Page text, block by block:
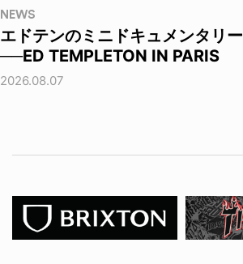
NEWS
エドテンのミニドキュメンタリー
──ED TEMPLETON IN PARIS
2026.08.07